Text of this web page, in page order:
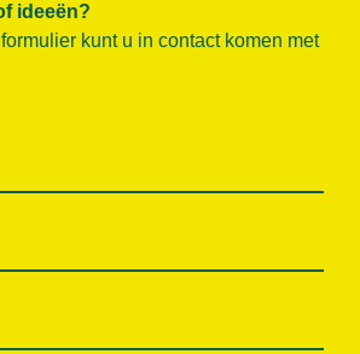
ideeën?
kunt u in contact komen met